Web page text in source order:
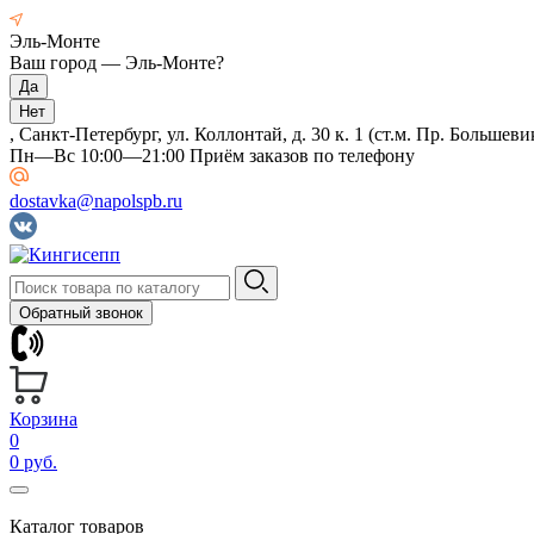
Эль-Монте
Ваш город — Эль-Монте?
, Санкт-Петербург, ул. Коллонтай, д. 30 к. 1 (ст.м. Пр.
Пн—Вс 10:00—21:00 Приём заказов по телефону
dostavka@napolspb.ru
Обратный звонок
Корзина
0
0 руб.
Каталог товаров